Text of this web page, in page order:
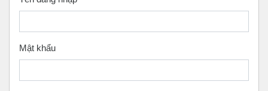
Mật khẩu